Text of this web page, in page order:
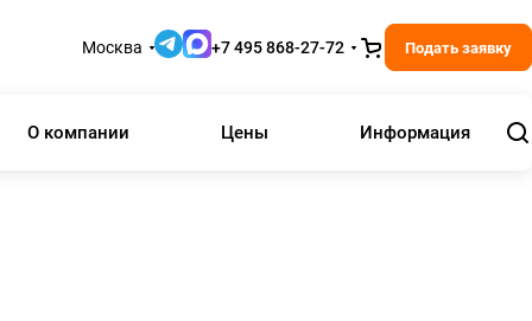
Москва +7 495 868-27-72 Подать заявку
О компании Цены Информация